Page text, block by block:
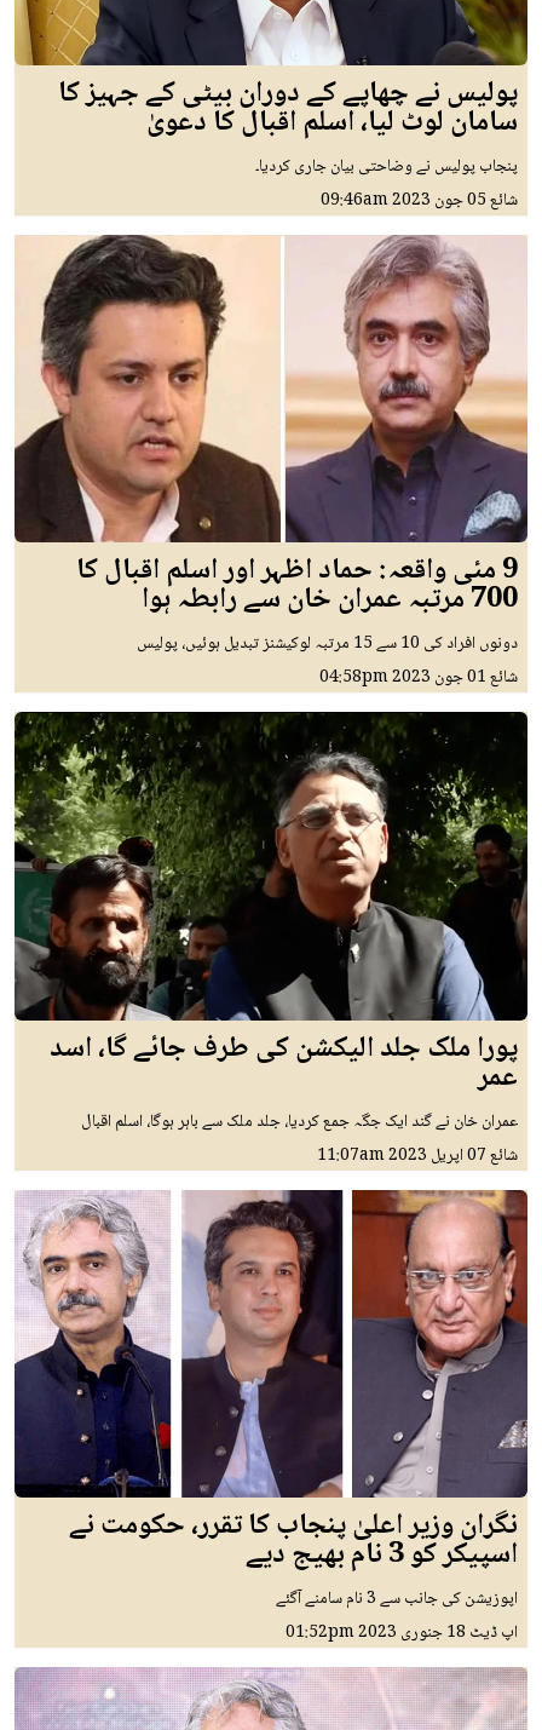
پولیس نے چھاپے کے دوران بیٹی کے جہیز کا
سامان لوٹ لیا، اسلم اقبال کا دعویٰ
پنجاب پولیس نے وضاحتی بیان جاری کردیا۔
شائع05 جون 2023 09:46am
9 مئی واقعہ: حماد اظہر اور اسلم اقبال کا
700 مرتبہ عمران خان سے رابطہ ہوا
دونوں افراد کی 10 سے 15 مرتبہ لوکیشنز تبدیل ہوئیں، پولیس
شائع01 جون 2023 04:58pm
پورا ملک جلد الیکشن کی طرف جائے گا، اسد
عمر
عمران خان نے گند ایک جگہ جمع کردیا، جلد ملک سے باہر ہوگا، اسلم اقبال
شائع07 اپريل 2023 11:07am
نگران وزیر اعلیٰ پنجاب کا تقرر، حکومت نے
اسپیکر کو 3 نام بھیج دیے
اپوزیشن کی جانب سے 3 نام سامنے آگئے
اپ ڈیٹ 18 جنوری 2023 01:52pm